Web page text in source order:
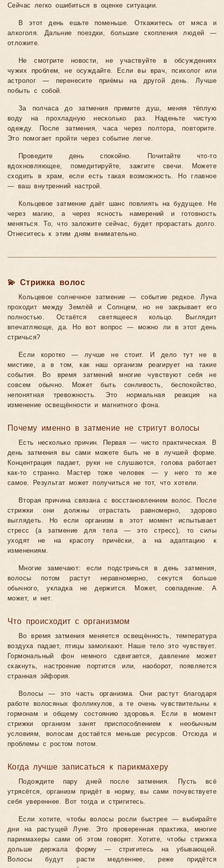
Сейчас легко ошибиться в оценке ситуации.
В этот день ешьте поменьше. Откажитесь от мяса и
алкоголя. Дальние поездки, большие скопления людей —
отложите.
Не смотрите новости, не участвуйте в обсуждениях
чужих проблем, не осуждайте. Если вы врач, психолог или
астролог — перенесите приёмы на другой день. Лучше
побыть с собой.
За полчаса до затмения примите душ, меняя тёплую
воду на прохладную несколько раз. Наденьте чистую
одежду. После затмения, часа через полтора, повторите.
Это помогает пройти через событие легче.
Проведите день спокойно. Почитайте что-то
вдохновляющее, помедитируйте, зажгите свечи. Можете
сходить в храм, если есть такая возможность. Но главное
— ваш внутренний настрой.
Кольцевое затмение даёт шанс повлиять на будущее. Не
через магию, а через ясность намерений и готовность
меняться. То, что заложите сейчас, будет прорастать долго.
Отнеситесь к этим дням внимательно.
💫 Стрижка волос
Кольцевое солнечное затмение — событие редкое. Луна
проходит между Землёй и Солнцем, но не закрывает его
полностью. Остаётся светящееся кольцо. Выглядит
впечатляюще, да. Но вот вопрос — можно ли в этот день
стричься?
Если коротко — лучше не стоит. И дело тут не в
мистике, а в том, как наш организм реагирует на такие
события. Во время затмений многие чувствуют себя не
совсем обычно. Может быть сонливость, беспокойство,
непонятная тревожность. Это нормальная реакция на
изменение освещённости и магнитного фона.
Почему именно в затмение не стригут волосы
Есть несколько причин. Первая — чисто практическая. В
день затмения вы сами можете быть не в лучшей форме.
Концентрация падает, руки не слушаются, голова работает
как-то странно. Мастер тоже человек — у него то же
самое. Результат может получиться не тот, что хотели.
Вторая причина связана с восстановлением волос. После
стрижки они должны отрастать равномерно, здорово
выглядеть. Но если организм в этот момент испытывает
стресс (а затмение для тела — это стресс), то силы
уходят не на красоту причёски, а на адаптацию к
изменениям.
Многие замечают: если подстричься в день затмения,
волосы потом растут неравномерно, секутся больше
обычного, укладка не держится. Может, совпадение. А
может, и нет.
Что происходит с организмом
Во время затмения меняется освещённость, температура
воздуха падает, птицы замолкают. Наше тело это чувствует.
Гормональный фон немного сдвигается, давление может
скакнуть, настроение портится или, наоборот, появляется
странная эйфория.
Волосы — это часть организма. Они растут благодаря
работе волосяных фолликулов, а те очень чувствительны к
гормонам и общему состоянию здоровья. Если в момент
стрижки организм занят приспособлением к необычным
условиям, волосам достаётся меньше ресурсов. Отсюда и
проблемы с ростом потом.
Когда лучше записаться к парикмахеру
Подождите пару дней после затмения. Пусть всё
утрясётся, организм придёт в норму, вы сами почувствуете
себя увереннее. Вот тогда и стригитесь.
Если хотите, чтобы волосы росли быстрее — выбирайте
дни на растущей Луне. Это проверенная практика, многие
парикмахеры сами об этом говорят. Хотите, чтобы стрижка
дольше держала форму — стригитесь на убывающей.
Волосы будут расти медленнее, реже придётся